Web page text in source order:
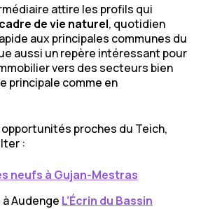
attire les profils qui
cadre de vie naturel, quotidien
aux principales communes du
aussi un repère intéressant pour
vers des secteurs bien
principale comme en
proches du Teich,
:
neufs à Gujan-Mestras
Audenge L’Écrin du Bassin